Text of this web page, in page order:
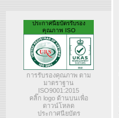
ประกาศนียบัตรรับรอง
คุณภาพ ISO
การรับรองคุณภาพ ตาม
มาตราฐาน
ISO9001:2015
คลิ๊ก logo ด้านบนเพื่อ
ดาวน์โหลด
ประกาศนียบัตร